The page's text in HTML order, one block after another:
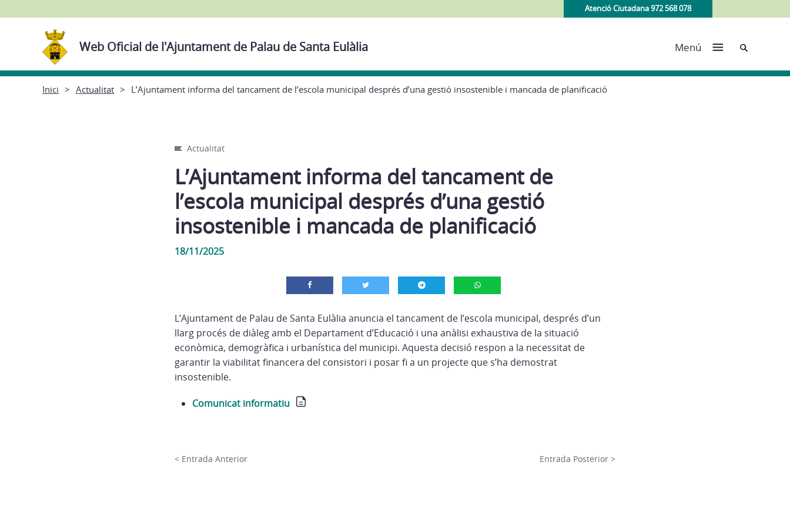
Atenció Ciutadana 972 568 078
Web Oficial de l'Ajuntament de Palau de Santa Eulàlia Menú Cerca
Inici Actualitat L’Ajuntament informa del tancament de l’escola municipal després d’una gestió insostenible i mancada de planificació
Actualitat
L’Ajuntament informa del tancament de
l’escola municipal després d’una gestió
insostenible i mancada de planificació
18/11/2025
L’Ajuntament de Palau de Santa Eulàlia anuncia el tancament de l’escola municipal, després d’un
llarg procés de diàleg amb el Departament d’Educació i una anàlisi exhaustiva de la situació
econòmica, demogràfica i urbanística del municipi. Aquesta decisió respon a la necessitat de
garantir la viabilitat financera del consistori i posar fi a un projecte que s’ha demostrat
insostenible.
Comunicat informatiu
< Entrada Anterior Entrada Posterior >